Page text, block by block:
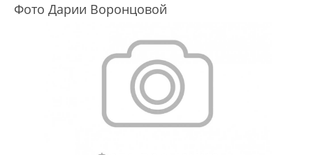
Фото Дарии Воронцовой